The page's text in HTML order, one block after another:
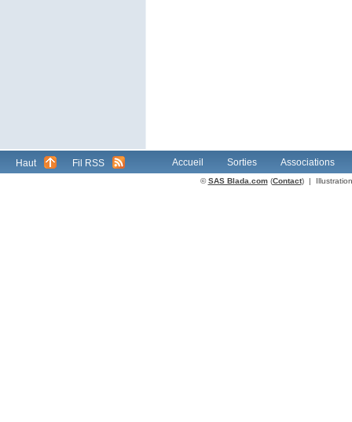
Haut Fil RSS Accueil Sorties Associations
©SAS Blada.com(Contact) |